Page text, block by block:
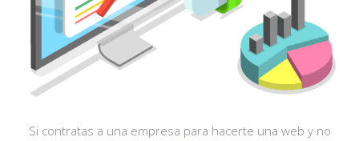
Si contratas a una empresa para hacerte una web y no